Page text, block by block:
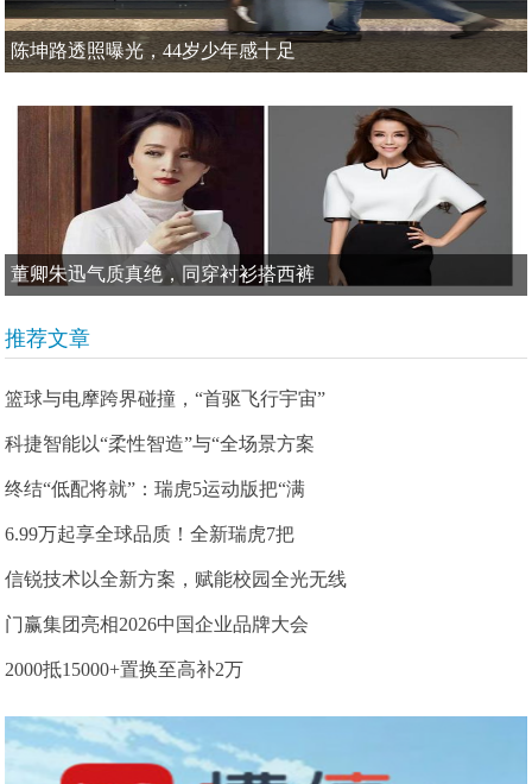
陈坤路透照曝光，44岁少年感十足
董卿朱迅气质真绝，同穿衬衫搭西裤
推荐文章
篮球与电摩跨界碰撞，“首驱飞行宇宙”
科捷智能以“柔性智造”与“全场景方案
终结“低配将就”：瑞虎5运动版把“满
6.99万起享全球品质！全新瑞虎7把
信锐技术以全新方案，赋能校园全光无线
门赢集团亮相2026中国企业品牌大会
2000抵15000+置换至高补2万